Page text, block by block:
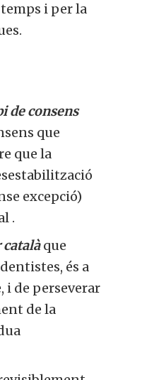
i per la
de consens
que
que la
excepció)
.
que
és a
i de perseverar
de la